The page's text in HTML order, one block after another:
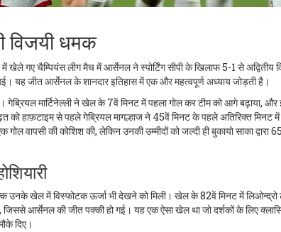
विजयी धमक
गए चैम्पियंस लीग मैच में आर्सेनल ने स्पोर्टिंग सीपी के खिलाफ 5-1 से अद्वितीय
यह जीत आर्सेनल के शानदार इतिहास में एक और महत्वपूर्ण अध्याय जोड़ती है।
मार्टिनेल्ली ने खेल के 7वें मिनट में पहला गोल कर टीम को आगे बढ़ाया,
हाफ़टाइम से पहले गेब्रियल मागल्हाज ने 45वें मिनट के पहले अतिरिक्त मिनट में
वापसी की कोशिश की, लेकिन उनकी उम्मीदों को जल्दी ही बुकायो साका
उनके खेल में विस्फोटक ऊर्जा भी देखने को मिली। खेल के 82वें मिनट में लिओन्द्रो
जिससे आर्सेनल की जीत पक्की हो गई। यह एक ऐसा खेल था जो दर्शकों के लिए
दिए।